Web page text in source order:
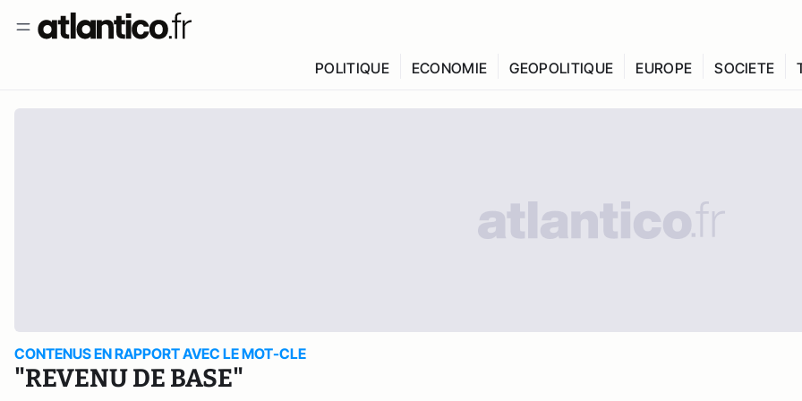
POLITIQUE ECONOMIE GEOPOLITIQUE EUROPE SOCIETE
CONTENUS EN RAPPORT AVEC LE MOT-CLE
"REVENU DE BASE"